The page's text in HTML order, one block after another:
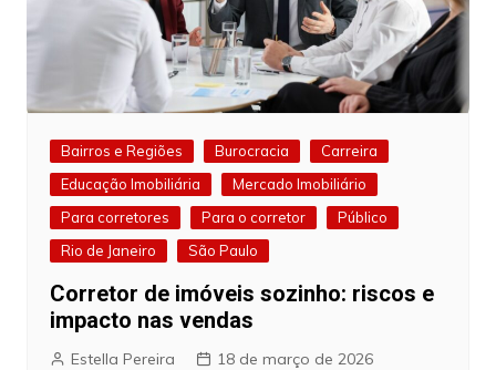
Bairros e Regiões Burocracia
Carreira
Educação Imobiliária
Mercado Imobiliário
Para corretores
Para o corretor
Público
Rio de Janeiro
São Paulo
Corretor de imóveis sozinho: riscos e
impacto nas vendas
Estella Pereira 18 de março de 2026